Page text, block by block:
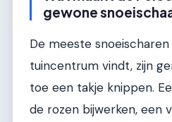
gewone
De meeste
tuincentrum vindt, zijn
toe een takje knippen.
de rozen bijwerken, een